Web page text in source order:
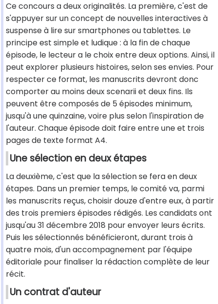
Ce concours a deux originalités. La première, c'est de
s'appuyer sur un concept de nouvelles interactives à
suspense à lire sur smartphones ou tablettes. Le
principe est simple et ludique : à la fin de chaque
épisode, le lecteur a le choix entre deux options. Ainsi, il
peut explorer plusieurs histoires, selon ses envies. Pour
respecter ce format, les manuscrits devront donc
comporter au moins deux scenarii et deux fins. Ils
peuvent être composés de 5 épisodes minimum,
jusqu'à une quinzaine, voire plus selon l'inspiration de
l'auteur. Chaque épisode doit faire entre une et trois
pages de texte format A4.
Une sélection en deux étapes
La deuxième, c'est que la sélection se fera en deux
étapes. Dans un premier temps, le comité va, parmi
les manuscrits reçus, choisir douze d'entre eux, à partir
des trois premiers épisodes rédigés. Les candidats ont
jusqu'au 31 décembre 2018 pour envoyer leurs écrits.
Puis les sélectionnés bénéficieront, durant trois à
quatre mois, d'un accompagnement par l'équipe
éditoriale pour finaliser la rédaction complète de leur
récit.
Un contrat d'auteur